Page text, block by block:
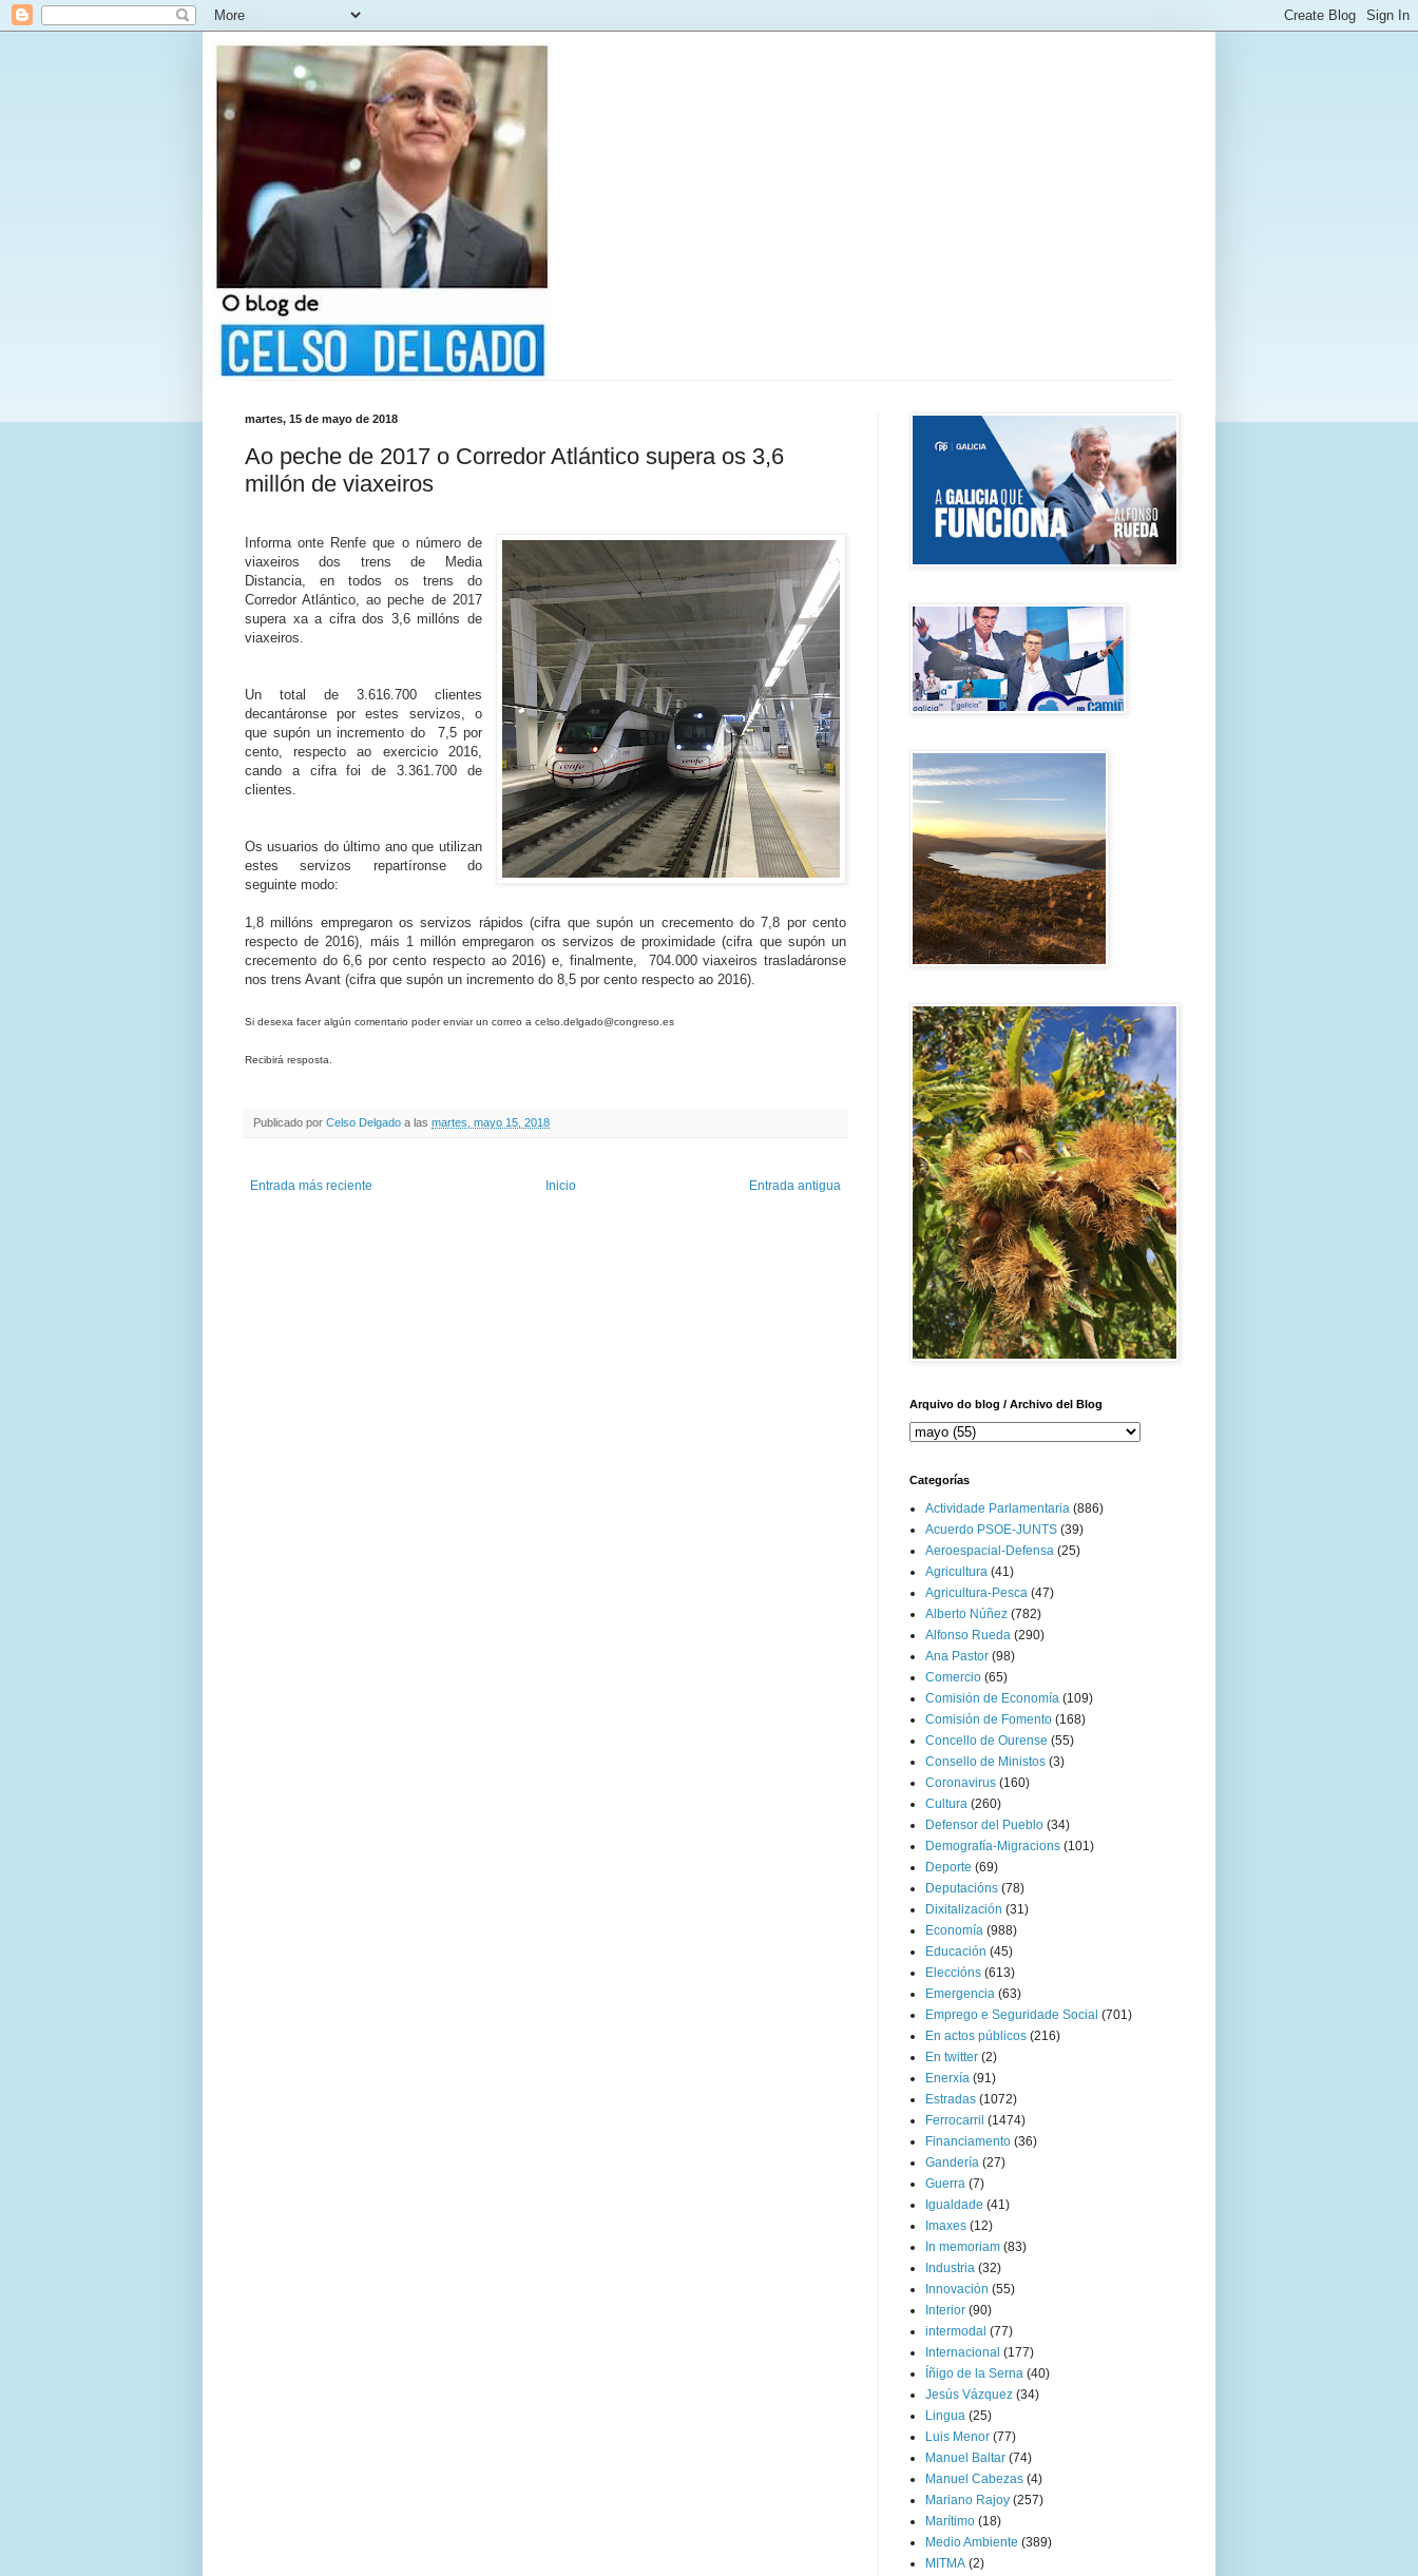
martes, 15 de mayo de 2018
Ao peche de 2017 o Corredor Atlántico supera os 3,6
millón de viaxeiros
Informa onte Renfe que o número de
viaxeiros dos trens de Media
Distancia, en todos os trens do
Corredor Atlántico, ao peche de 2017
supera xa a cifra dos 3,6 millóns de
viaxeiros.
Un total de 3.616.700 clientes
decantáronse por estes servizos, o
que supón un incremento do  7,5 por
cento, respecto ao exercicio 2016,
cando a cifra foi de 3.361.700 de
clientes.
Os usuarios do último ano que utilizan
estes servizos repartíronse do
seguinte modo:
1,8 millóns empregaron os servizos rápidos (cifra que supón un crecemento do 7,8 por cento
respecto de 2016), máis 1 millón empregaron os servizos de proximidade (cifra que supón un
crecemento do 6,6 por cento respecto ao 2016) e, finalmente,  704.000 viaxeiros trasladáronse
nos trens Avant (cifra que supón un incremento do 8,5 por cento respecto ao 2016).
Si desexa facer algún comentario poder enviar un correo a celso.delgado@congreso.es
Recibirá resposta.
Publicado por Celso Delgado a las martes, mayo 15, 2018
Entrada más reciente Entrada antigua
Inicio
Arquivo do blog / Archivo del Blog
Categorías
Actividade Parlamentaria (886)
Acuerdo PSOE-JUNTS (39)
Aeroespacial-Defensa (25)
Agricultura (41)
Agricultura-Pesca (47)
Alberto Núñez (782)
Alfonso Rueda (290)
Ana Pastor (98)
Comercio (65)
Comisión de Economía (109)
Comisión de Fomento (168)
Concello de Ourense (55)
Consello de Ministos (3)
Coronavirus (160)
Cultura (260)
Defensor del Pueblo (34)
Demografía-Migracions (101)
Deporte (69)
Deputacións (78)
Dixitalización (31)
Economía (988)
Educación (45)
Eleccións (613)
Emergencia (63)
Emprego e Seguridade Social (701)
En actos públicos (216)
En twitter (2)
Enerxía (91)
Estradas (1072)
Ferrocarril (1474)
Financiamento (36)
Gandería (27)
Guerra (7)
Igualdade (41)
Imaxes (12)
In memoriam (83)
Industria (32)
Innovación (55)
Interior (90)
intermodal (77)
Internacional (177)
Íñigo de la Serna (40)
Jesús Vázquez (34)
Lingua (25)
Luis Menor (77)
Manuel Baltar (74)
Manuel Cabezas (4)
Mariano Rajoy (257)
Marítimo (18)
Medio Ambiente (389)
MITMA (2)